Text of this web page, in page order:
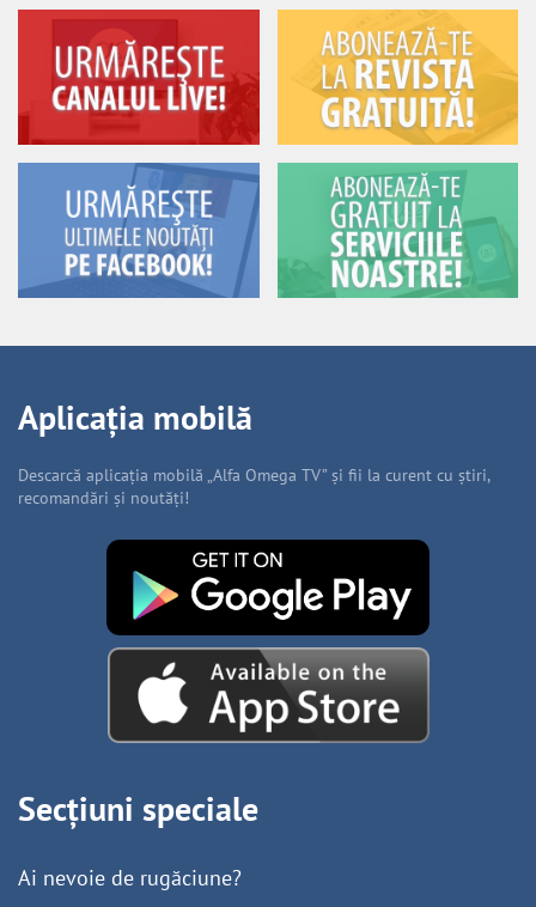
Aplicația mobilă
Descarcă aplicația mobilă „Alfa Omega TV” și fii la curent cu știri,
recomandări și noutăți!
Secțiuni speciale
Ai nevoie de rugăciune?